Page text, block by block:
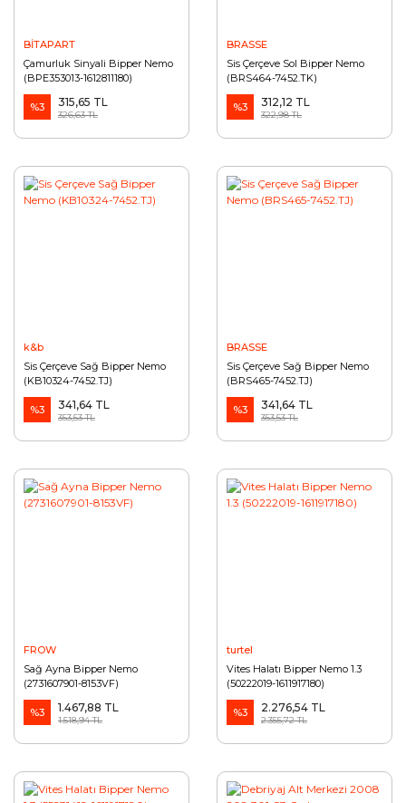
BİTAPART
Çamurluk Sinyali Bipper Nemo
(BPE353013-1612811180)
%3 315,65 TL
326,63 TL
BRASSE
Sis Çerçeve Sol Bipper Nemo
(BRS464-7452.TK)
%3 312,12 TL
322,98 TL
k&b
Sis Çerçeve Sağ Bipper Nemo
(KB10324-7452.TJ)
%3 341,64 TL
353,53 TL
BRASSE
Sis Çerçeve Sağ Bipper Nemo
(BRS465-7452.TJ)
%3 341,64 TL
353,53 TL
FROW
Sağ Ayna Bipper Nemo
(2731607901-8153VF)
%3 1.467,88 TL
1.518,94 TL
turtel
Vites Halatı Bipper Nemo 1.3
(50222019-1611917180)
%3 2.276,54 TL
2.355,72 TL